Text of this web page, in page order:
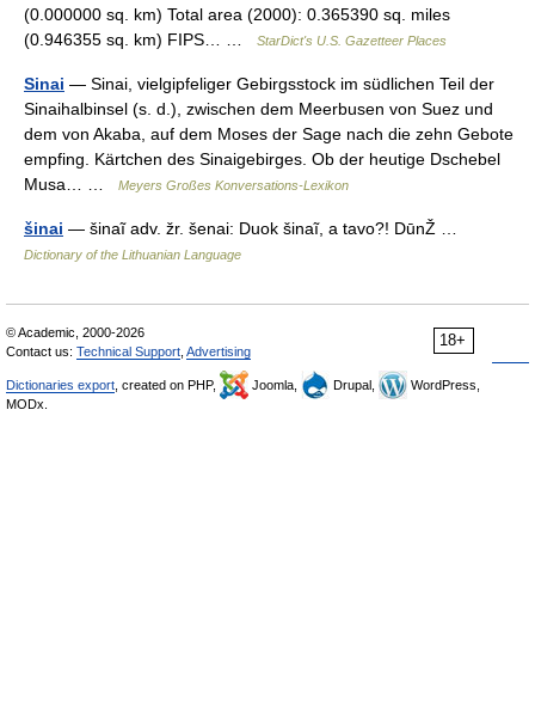
(0.000000 sq. km) Total area (2000): 0.365390 sq. miles
(0.946355 sq. km) FIPS… …
StarDict's U.S. Gazetteer Places
Sinai — Sinai, vielgipfeliger Gebirgsstock im südlichen Teil der
Sinaihalbinsel (s. d.), zwischen dem Meerbusen von Suez und
dem von Akaba, auf dem Moses der Sage nach die zehn Gebote
empfing. Kärtchen des Sinaigebirges. Ob der heutige Dschebel
Musa… …
Meyers Großes Konversations-Lexikon
šinai — šinaĩ adv. žr. šenai: Duok šinaĩ, a tavo?! DūnŽ …
Dictionary of the Lithuanian Language
18+
© Academic, 2000-2026
Contact us: Technical Support Advertising
Dictionaries export , created on PHP, Joomla, Drupal,
WordPress,
MODx.